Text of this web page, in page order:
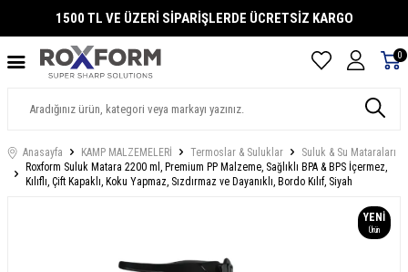
1500 TL VE ÜZERİ SİPARİŞLERDE ÜCRETSİZ KARGO
0
Anasayfa KAMP MALZEMELERİ Termoslar & Suluklar
Suluk & Su Mataraları
Roxform Suluk Matara 2200 ml, Premium PP Malzeme, Sağlıklı BPA & BPS İçermez,
Kılıflı, Çift Kapaklı, Koku Yapmaz, Sızdırmaz ve Dayanıklı, Bordo Kılıf, Siyah
YENI
Ürün